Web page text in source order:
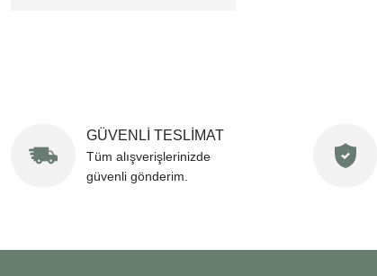
GÜVENLİ TESLİMAT
Tüm alışverişlerinizde
güvenli gönderim.